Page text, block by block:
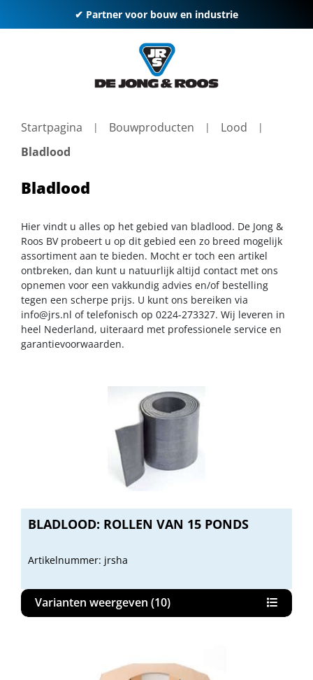
✔ Partner voor bouw en industrie
Startpagina Bouwproducten
Lood
Bladlood
Bladlood
Hier vindt u alles op het gebied van bladlood. De Jong &
Roos BV probeert u op dit gebied een zo breed mogelijk
assortiment aan te bieden. Mocht er toch een artikel
ontbreken, dan kunt u natuurlijk altijd contact met ons
opnemen voor een vakkundig advies en/of bestelling
tegen een scherpe prijs. U kunt ons bereiken via
info@jrs.nl of telefonisch op 0224-273327. Wij leveren in
heel Nederland, uiteraard met professionele service en
garantievoorwaarden.
BLADLOOD: ROLLEN VAN 15 PONDS
Artikelnummer: jrsha
Varianten weergeven (10)